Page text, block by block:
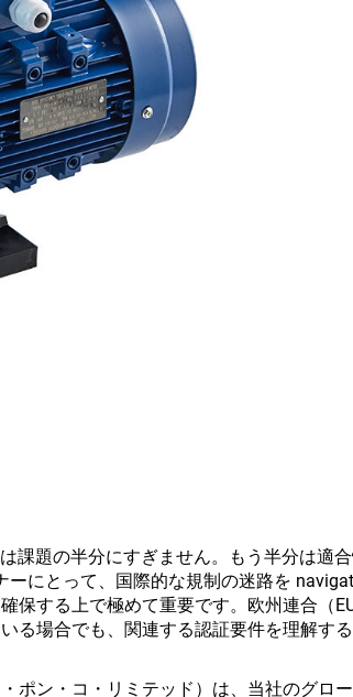
課題の半分にすぎません。もう半分は適
ーにとって、国際的な規制の迷路を
保する上で極めて重要です。欧州連合（
る場合でも、関連する認証要件を理解す
ポン・コ・リミテッド）は、当社のグロ